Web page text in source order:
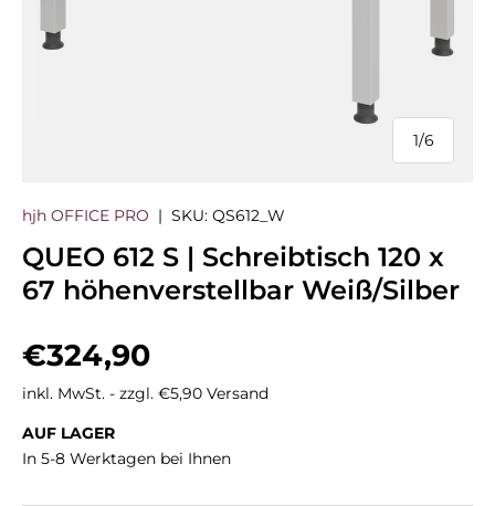
1/
von
6
hjh OFFICE PRO | SKU: QS612_W
QUEO 612 S | Schreibtisch 120 x
67 höhenverstellbar Weiß/Silber
Normaler Preis
€324,90
inkl. MwSt. - zzgl. €5,90 Versand
AUF LAGER
In 5-8 Werktagen bei Ihnen